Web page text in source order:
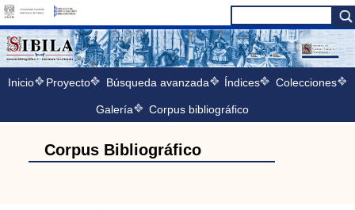
Inicio Proyecto Búsqueda avanzada Índices Colecciones
Galería Corpus bibliográfico
Corpus Bibliográfico